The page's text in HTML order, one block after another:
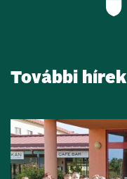
További hírek